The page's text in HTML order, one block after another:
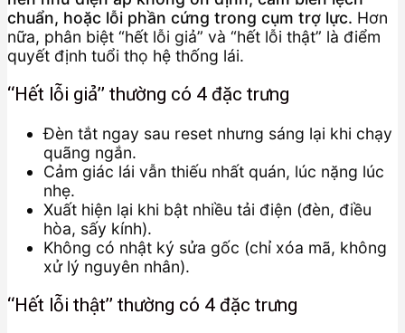
chuẩn, hoặc lỗi phần cứng trong cụm trợ lực. Hơn
nữa, phân biệt “hết lỗi giả” và “hết lỗi thật” là điểm
quyết định tuổi thọ hệ thống lái.
“Hết lỗi giả” thường có 4 đặc trưng
Đèn tắt ngay sau reset nhưng sáng lại khi chạy
quãng ngắn.
Cảm giác lái vẫn thiếu nhất quán, lúc nặng lúc
nhẹ.
Xuất hiện lại khi bật nhiều tải điện (đèn, điều
hòa, sấy kính).
Không có nhật ký sửa gốc (chỉ xóa mã, không
xử lý nguyên nhân).
“Hết lỗi thật” thường có 4 đặc trưng